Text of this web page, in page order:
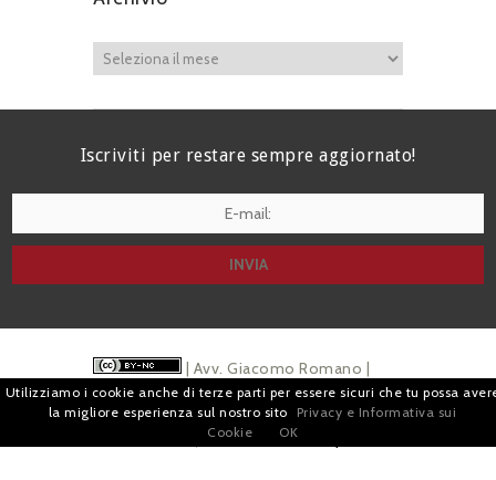
Iscriviti per restare sempre aggiornato!
| Avv. Giacomo Romano |
Piazza di Campitelli, 2 - 00186 Roma | P.I.
Pubblicità ePrivacy
Utilizziamo i cookie anche di terze parti per essere sicuri che tu possa
la migliore esperienza sul nostro sito
Privacy e Informativa sui
Cookie
OK